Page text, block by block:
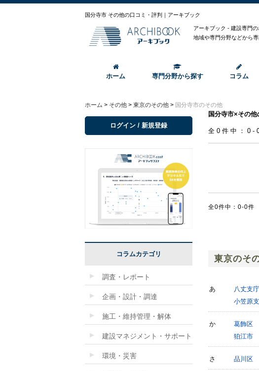
国分寺市 その他の口コミ・評判｜アーキブック
アーキブック - 建設専門
地域や専門分野などから
ホーム 専門分野から探す コラム
ホーム > その他 > 東京のその他 > 国分寺市のその他
国分寺市×その
全0件中：0-
全0件中：0-0件
東京のそ
あ 八丈支
小笠原
か 葛飾区
狛江市
さ 品川区
ログイン / 新規登録
コラムカテゴリ
調査・レポート
企画・設計・調達
施工・維持管理・解体
建設マネジメント・サポート
環境・災害